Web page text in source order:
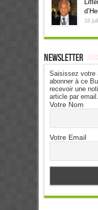
16
Newsletter
Saisissez votre
abonner à ce
recevoir une
article par email.
Votre Nom
Votre Email